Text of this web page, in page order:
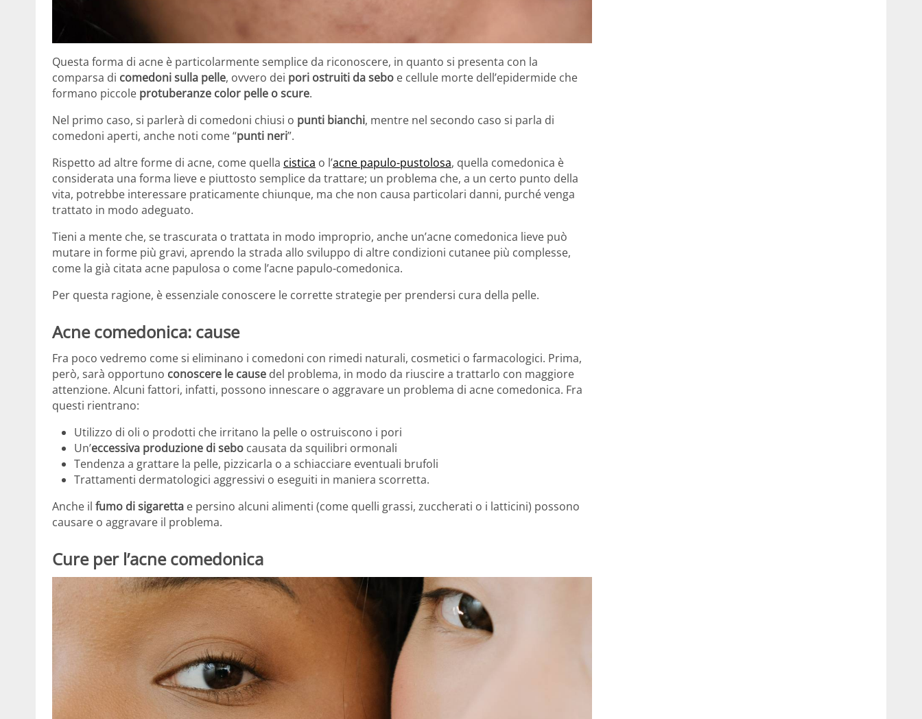
Questa forma di acne è particolarmente semplice da riconoscere, in quanto si presenta con la
comparsa di comedoni sulla pelle, ovvero dei pori ostruiti da sebo e cellule morte dell’epidermide che
formano piccole protuberanze color pelle o scure.
Nel primo caso, si parlerà di comedoni chiusi o punti bianchi, mentre nel secondo caso si parla di
comedoni aperti, anche noti come “punti neri”.
Rispetto ad altre forme di acne, come quella cistica o l’acne papulo-pustolosa, quella comedonica è
considerata una forma lieve e piuttosto semplice da trattare; un problema che, a un certo punto della
vita, potrebbe interessare praticamente chiunque, ma che non causa particolari danni, purché venga
trattato in modo adeguato.
Tieni a mente che, se trascurata o trattata in modo improprio, anche un’acne comedonica lieve può
mutare in forme più gravi, aprendo la strada allo sviluppo di altre condizioni cutanee più complesse,
come la già citata acne papulosa o come l’acne papulo-comedonica.
Per questa ragione, è essenziale conoscere le corrette strategie per prendersi cura della pelle.
Acne comedonica: cause
Fra poco vedremo come si eliminano i comedoni con rimedi naturali, cosmetici o farmacologici. Prima,
però, sarà opportuno conoscere le cause del problema, in modo da riuscire a trattarlo con maggiore
attenzione. Alcuni fattori, infatti, possono innescare o aggravare un problema di acne comedonica. Fra
questi rientrano:
Utilizzo di oli o prodotti che irritano la pelle o ostruiscono i pori
Un’eccessiva produzione di sebo causata da squilibri ormonali
Tendenza a grattare la pelle, pizzicarla o a schiacciare eventuali brufoli
Trattamenti dermatologici aggressivi o eseguiti in maniera scorretta.
Anche il fumo di sigaretta e persino alcuni alimenti (come quelli grassi, zuccherati o i latticini) possono
causare o aggravare il problema.
Cure per l’acne comedonica